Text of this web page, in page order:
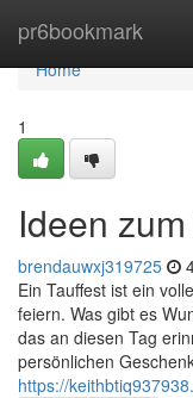
pr6bookmark
Home
Home
1
Ideen
brendauwxj319725
Ein Tauffest ist ein
feiern. Was gibt es
das an diesen Tag
persönlichen
https://